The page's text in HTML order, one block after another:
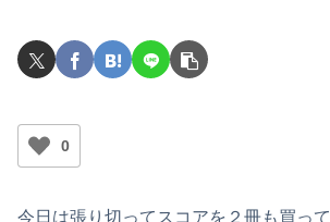
0
今日は張り切ってスコアを２冊も買っ